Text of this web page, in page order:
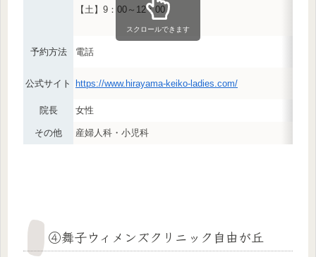
【土】9：00～12：00
予約方法 電話
公式サイト https://www.hirayama-keiko-ladies.com/
院長 女性
その他 産婦人科・小児科
スクロールできます
④舞子ウィメンズクリニック自由が丘